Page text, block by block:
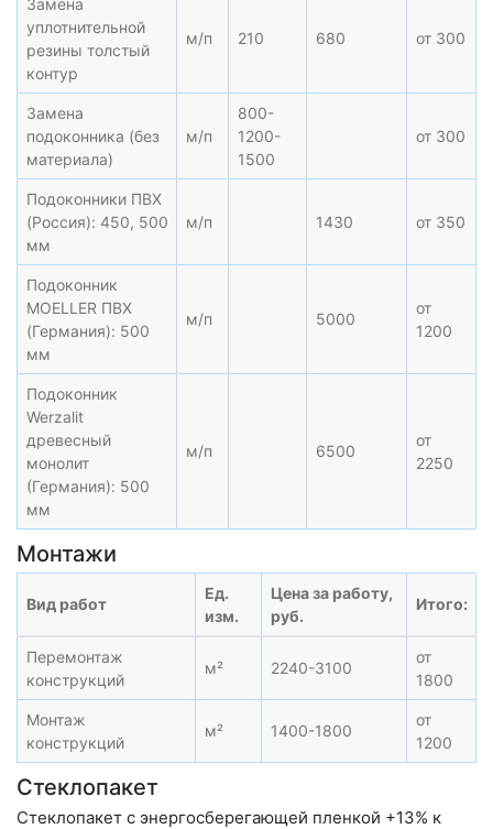
уплотнительной
резины толстый
контур
м/п 210 680 от 300
Замена
подоконника (без
материала)
м/п
800-
1200-
1500
от 300
Подоконники ПВХ
(Россия): 450, 500
мм
м/п 1430 от 350
Подоконник
MOELLER ПВХ
(Германия): 500
мм
м/п 5000
от
1200
Подоконник
Werzalit
древесный
монолит
(Германия): 500
мм
м/п 6500
от
2250
Монтажи
Вид работ
Ед.
изм.
Цена за работу,
руб.
Итого:
Перемонтаж
конструкций
м² 2240-3100
от
1800
Монтаж
конструкций
м² 1400-1800
от
1200
Стеклопакет
Стеклопакет с энергосберегающей пленкой +13% к